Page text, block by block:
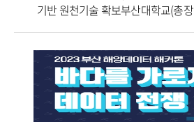
제시했다. 제시한 모델들은 데이
데이터셋에서 보간, 예측, 분류 등 다
포착해 데이터를 재구성하고 재학
비용이 소요된다”며 “데이터 드리프
실험적으로 검증한 성과로 AI 학습 저
가능성 제고에도 기여할 것”이라
기반 원천기술 확보부산대학교(총
(연구책임자 배혜림·산업공학과 교수
운영에 들어갔다고 밝혔다.이날 개
김병기 부산광역시 해양농수산
ICT융합연구단장, 신현석 부산발전연